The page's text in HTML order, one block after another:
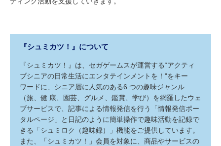
『シュミカツ！』について
『シュミカツ！』は、セガゲームスが運営する“アクティ
ブシニアの日常生活にエンタテインメントを！”をキー
ワードに、シニア層に人気のある6 つの趣味ジャンル
（旅、健 康、園芸、グルメ、鑑賞、学び）を網羅したウェ
ブサービスで、記事による情報発信を行う「情報発信ポー
タルページ」と日記のように簡単操作で趣味活動を記録で
きる「シュミロク（趣味録）」機能をご提供しています。
また、「シュミカツ！」会員を対象に、商品やサービスの